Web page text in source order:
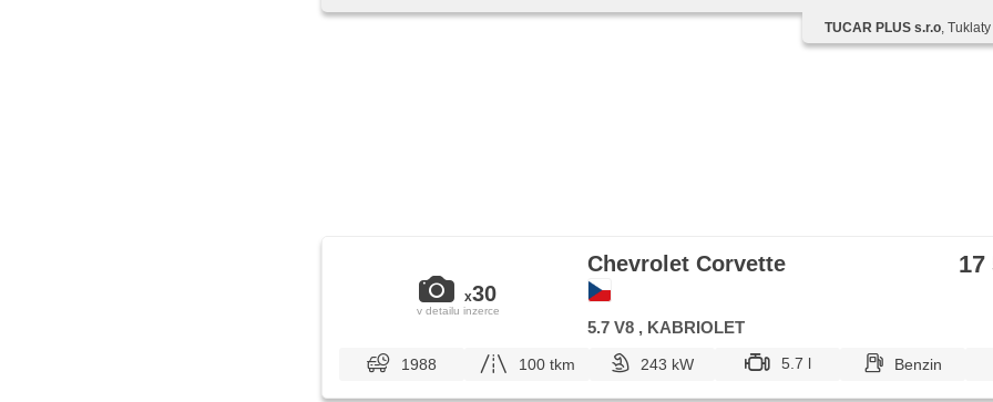
Wechsler, Außenthermometer, zadní pohon
TUCAR PLUS s.r.o,
x30
v detailu inzerce
Chevrolet Corvette 17
5.7 V8 , KABRIOLET
1988 100 tkm 243 kW 5.7 l Benzin